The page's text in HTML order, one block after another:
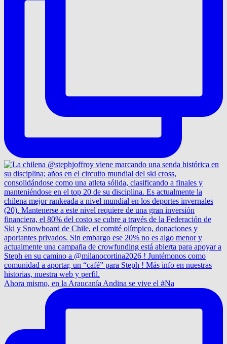
Ahora mismo, en la Araucanía Andina se vive el #Na